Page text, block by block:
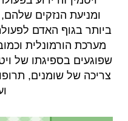
ומניעת הנזקים
ביותר בגוף האדם
מערכת הורמונלית
שפוגעים בספיגתו של
צריכה של שומנים,